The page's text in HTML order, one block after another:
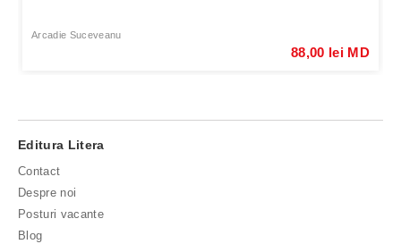
Arcadie Suceveanu
88,00 lei MD
Editura Litera
Contact
Despre noi
Posturi vacante
Blog